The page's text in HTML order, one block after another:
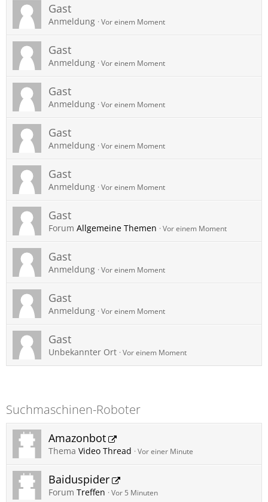
Gast
Anmeldung Vor einem Moment
Gast
Anmeldung Vor einem Moment
Gast
Anmeldung Vor einem Moment
Gast
Anmeldung Vor einem Moment
Gast
Anmeldung Vor einem Moment
Gast
Forum Allgemeine Themen Vor einem Moment
Gast
Anmeldung Vor einem Moment
Gast
Anmeldung Vor einem Moment
Gast
Unbekannter Ort Vor einem Moment
Suchmaschinen-Roboter
Amazonbot
Thema Video Thread Vor einer Minute
Baiduspider
Forum Treffen Vor 5 Minuten